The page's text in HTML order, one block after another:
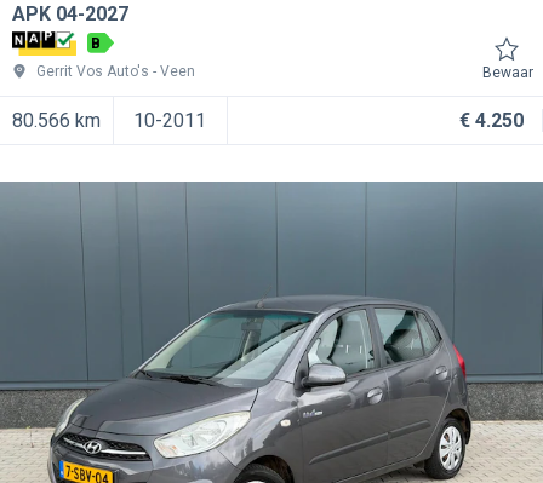
APK 04-2027
B
Gerrit Vos Auto's
Veen Bewaar
80.566 km 10-2011 € 4.250